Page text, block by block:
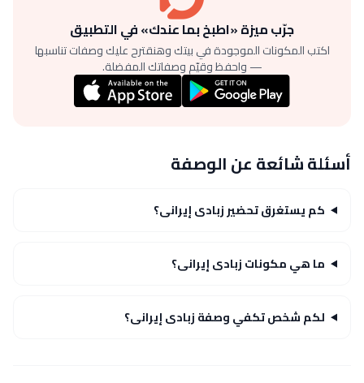
جرّب ميزة «اطبخ بما عندك» في التطبيق
اكتب المكونات الموجودة في بيتك وهنقترح عليك وصفات تناسبها
— واحفظ وقيّم وصفاتك المفضلة.
أسئلة شائعة عن الوصفة
كم يستغرق تحضير زبادى إيرانى؟
ما هي مكونات زبادى إيرانى؟
لكم شخص تكفي وصفة زبادى إيرانى؟